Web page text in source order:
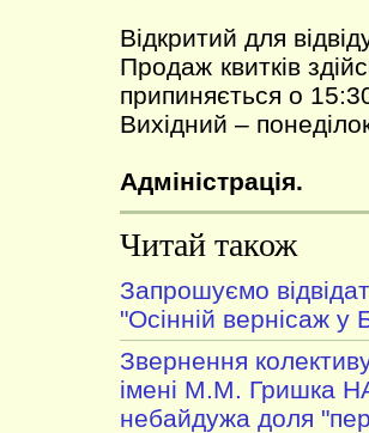
Відкритий для
Продаж квитків
припиняється о
Вихідний –
Адміністрація.
Читай також
Запрошуємо
"Осінній вернісаж у
Звернення
імені М.М. Гришка
небайдужа доля